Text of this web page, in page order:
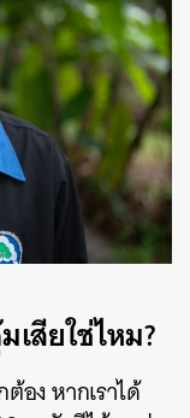
สียใช่ไหม?
อง หากเราได้